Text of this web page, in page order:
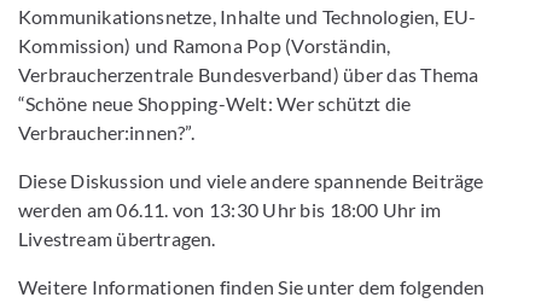
Kommunikationsnetze, Inhalte und Technologien, EU-
Kommission) und Ramona Pop (Vorständin,
Verbraucherzentrale Bundesverband) über das Thema
“Schöne neue Shopping-Welt: Wer schützt die
Verbraucher:innen?”.
Diese Diskussion und viele andere spannende Beiträge
werden am 06.11. von 13:30 Uhr bis 18:00 Uhr im
Livestream übertragen.
Weitere Informationen finden Sie unter dem folgenden